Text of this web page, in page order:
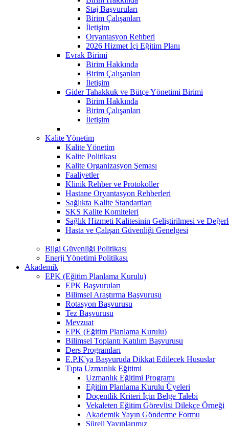
Staj Başvuruları
Birim Çalışanları
İletişim
Oryantasyon Rehberi
2026 Hizmet İçi Eğitim Planı
Evrak Birimi
Birim Hakkında
Birim Çalışanları
İletişim
Gider Tahakkuk ve Bütçe Yönetimi Birimi
Birim Hakkında
Birim Çalışanları
İletişim
Kalite Yönetim
Kalite Yönetim
Kalite Politikası
Kalite Organizasyon Şeması
Faaliyetler
Klinik Rehber ve Protokoller
Hastane Oryantasyon Rehberleri
Sağlıkta Kalite Standartları
SKS Kalite Komiteleri
Sağlık Hizmeti Kalitesinin Geliştirilmesi ve
Hasta ve Çalışan Güvenliği Genelgesi
Bilgi Güvenliği Politikası
Enerji Yönetimi Politikası
Akademik
EPK (Eğitim Planlama Kurulu)
EPK Başvuruları
Bilimsel Araştırma Başvurusu
Rotasyon Başvurusu
Tez Başvurusu
Mevzuat
EPK (Eğitim Planlama Kurulu)
Bilimsel Toplantı Katılım Başvurusu
Ders Programları
E.P.K'ya Başvuruda Dikkat Edilecek Hususlar
Tıpta Uzmanlık Eğitimi
Uzmanlık Eğitimi Programı
Eğitim Planlama Kurulu Üyeleri
Doçentlik Kriteri İçin Belge Talebi
Vekaleten Eğitim Görevlisi Dilekçe Örneği
Akademik Yayın Gönderme Formu
Süreli Yayınlarımız